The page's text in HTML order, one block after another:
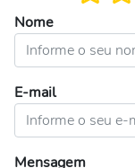
Nome
E-mail
Mensagem